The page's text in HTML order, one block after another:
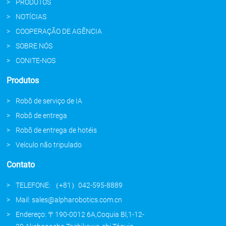
PRODUTOS
NOTÍCIAS
COOPERAÇÃO DE AGÊNCIA
SOBRE NÓS
CONITE-NOS
Produtos
Robô de serviço de IA
Robô de entrega
Robô de entrega de hotéis
Veículo não tripulado
Contato
TELEFONE: （+81）042-595-8889
Mail: sales@alpharobotics.com.cn
Endereço: 〒190-0012 6A,Coquia Bl,1-12-